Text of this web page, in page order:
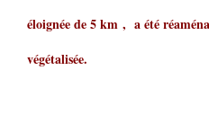
éloignée de 5 km , a été
végétalisée.